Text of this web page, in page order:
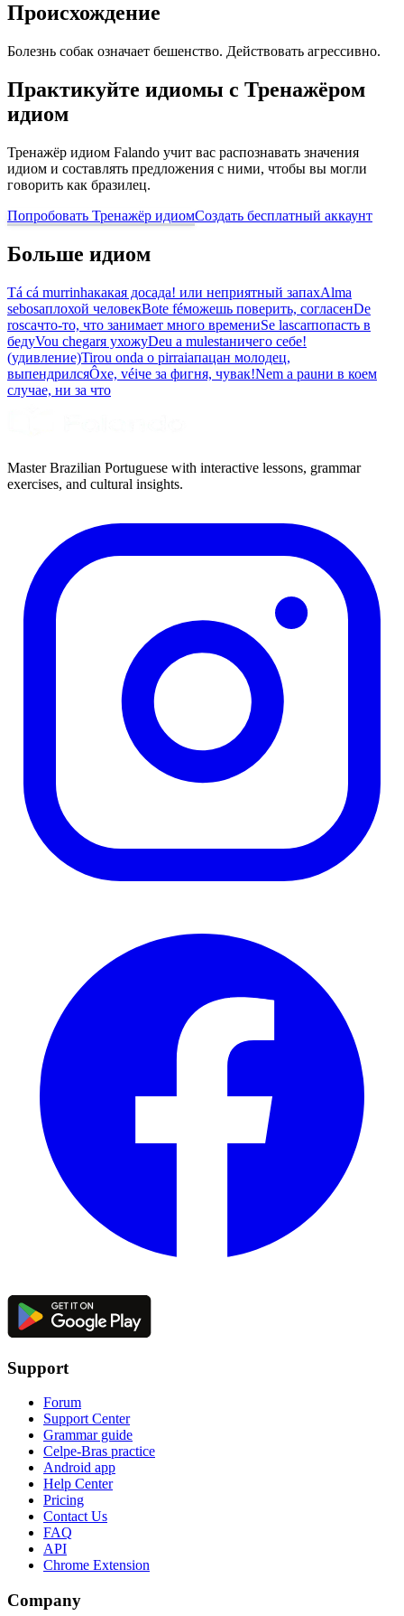
Происхождение
Болезнь собак означает бешенство. Действовать агрессивно.
Практикуйте идиомы с Тренажёром
идиом
Тренажёр идиом Falando учит вас распознавать значения
идиом и составлять предложения с ними, чтобы вы могли
говорить как бразилец.
Попробовать Тренажёр идиомСоздать бесплатный аккаунт
Больше идиом
Tá cá murrinhaкакая досада! или неприятный запахAlma
sebosaплохой человекBote féможешь поверить, согласенDe
roscaчто-то, что занимает много времениSe lascarпопасть в
бедуVou chegarя ухожуDeu a mulestaничего себе!
(удивление)Tirou onda o pirraiaпацан молодец,
выпендрилсяÔxe, véiче за фигня, чувак!Nem a pauни в коем
случае, ни за что
Master Brazilian Portuguese with interactive lessons, grammar
exercises, and cultural insights.
Support
Forum
Support Center
Grammar guide
Celpe-Bras practice
Android app
Help Center
Pricing
Contact Us
FAQ
API
Chrome Extension
Company